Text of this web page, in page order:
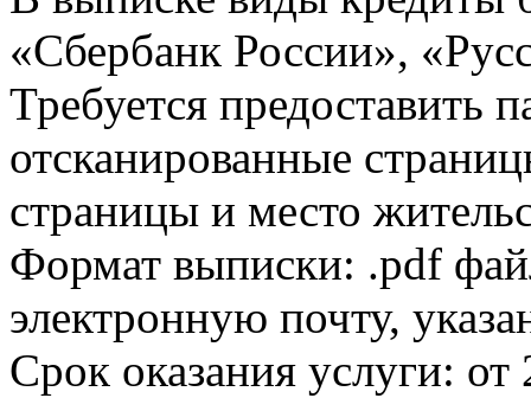
«Сбербанк России»,
Требуется предоставить
отсканированные
страницы и место
Формат выписки: .pdf
электронную почту,
Срок оказания услуги: от